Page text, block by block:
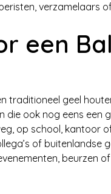
verzamelaars
een
traditioneel geel
die ook nog eens een
op school, kantoor
of buitenlandse
beurzen